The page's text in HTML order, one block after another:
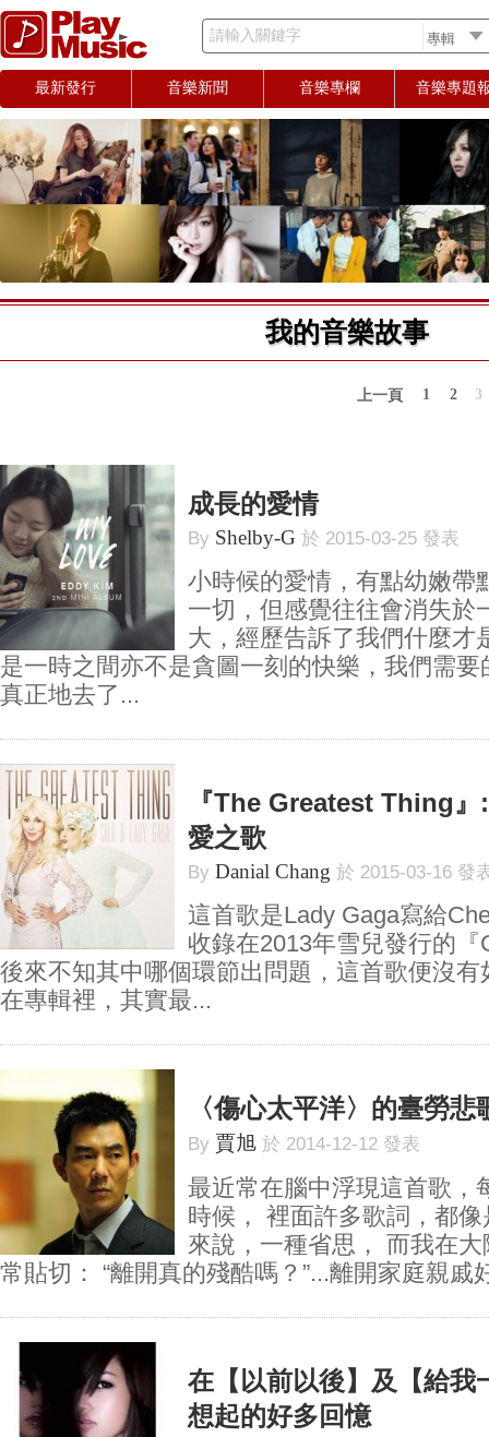
請輸入關鍵字
最新發行 音樂新聞 音樂專欄 音樂專題
我的音樂故事
上一頁 1 2 3
成長的愛情
By Shelby-G 於 2015-03-25 發表
小時候的愛情，有點幼嫩帶
一切，但感覺往往會消失於
大，經歷告訴了我們什麼才
是一時之間亦不是貪圖一刻的快樂，我們需
真正地去了...
『The Greatest Thing
愛之歌
By Danial Chang 於 2015-03-16 發
這首歌是Lady Gaga寫給
收錄在2013年雪兒發行的
後來不知其中哪個環節出問題，這首歌便沒
在專輯裡，其實最...
〈傷心太平洋〉的臺勞悲
By 賈旭 於 2014-12-12 發表
最近常在腦中浮現這首歌，
時候， 裡面許多歌詞，都
來說，一種省思， 而我在
常貼切： “離開真的殘酷嗎？”...離開家庭親戚
在【以前以後】及【給我
想起的好多回憶